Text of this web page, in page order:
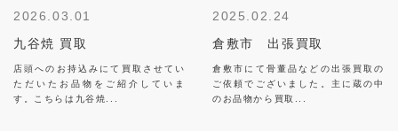
2026.03.01
九谷焼 買取
店頭へのお持込みにて買取させてい
ただいたお品物をご紹介していま
す。こちらは九谷焼...
2025.02.24
倉敷市 出張買取
倉敷市にて骨董品などの出張買取の
ご依頼でございました。主に蔵の中
のお品物から買取...